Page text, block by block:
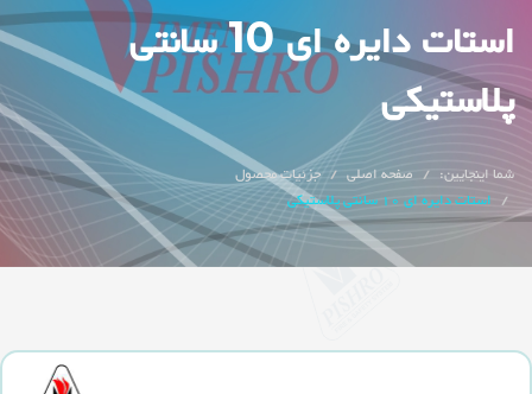
استات دایره ای 10 سانتی
پلاستیکی
شما اینجایین: صفحه اصلی
جزئیات محصول
استات دایره ای 10 سانتی پلاستیکی